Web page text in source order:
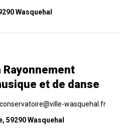
Wasquehal
et de danse
wasquehal.fr
59290 Wasquehal